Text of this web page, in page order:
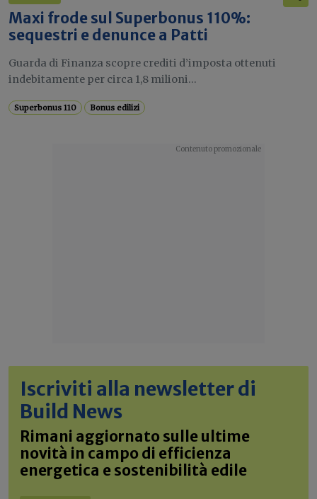
Maxi frode sul Superbonus 110%:
sequestri e denunce a Patti
Guarda di Finanza scopre crediti d’imposta ottenuti
indebitamente per circa 1,8 milioni...
Superbonus 110 Bonus edilizi
Iscriviti alla newsletter di
Build News
Rimani aggiornato sulle ultime
novità in campo di efficienza
energetica e sostenibilità edile